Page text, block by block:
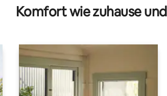
Komfort wie zuhause